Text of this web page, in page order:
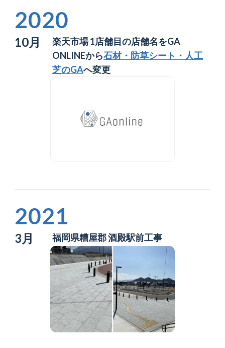
2020
10月
楽天市場 1店舗目の店舗名をGA
ONLINEから石材・防草シート・人工
芝のGAへ変更
2021
3月 福岡県糟屋郡 酒殿駅前工事